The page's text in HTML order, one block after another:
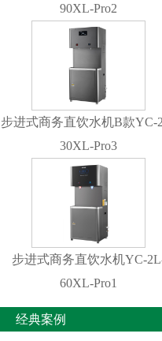
90XL-Pro2
步进式商务直饮水机B款YC-
30XL-Pro3
步进式商务直饮水机YC-
60XL-Pro1
经典案例